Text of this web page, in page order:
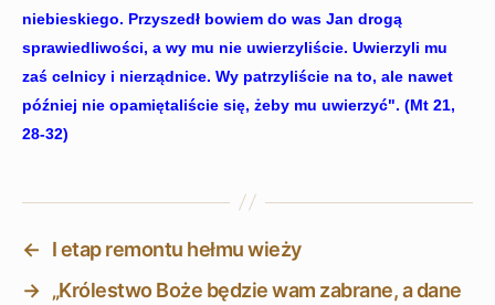
niebieskiego. Przyszedł bowiem do was Jan drogą
sprawiedliwości, a wy mu nie uwierzyliście. Uwierzyli mu
zaś celnicy i nierządnice. Wy patrzyliście na to, ale nawet
później nie opamiętaliście się, żeby mu uwierzyć". (Mt 21,
28-32)
←
I etap remontu hełmu wieży
→ „Królestwo Boże będzie wam zabrane, a dane